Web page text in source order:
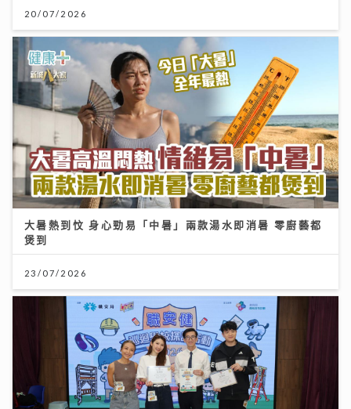
20/07/2026
大暑熱到忟 身心勁易「中暑」兩款湯水即消暑 零廚藝都
煲到
23/07/2026